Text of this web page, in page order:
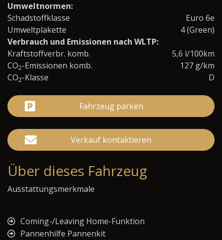
Umweltnormen:
Schadstoffklasse
Euro 6e
Umweltplakette
4 (Green)
Verbrauch und Emissionen nach WLTP:
Kraftstoffverbr. komb.
5,6 l/100km
CO2-Emissionen komb.
127 g/km
CO2-Klasse D
Fahrzeug parken
Verkauf kontaktieren
Über dieses Fahrzeug
Ausstattungsmerkmale
Coming-/Leaving Home-Funktion
Pannenhilfe Pannenkit